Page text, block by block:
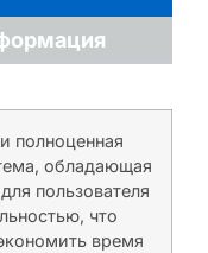
полноценная
обладающая
пользователя
что
время